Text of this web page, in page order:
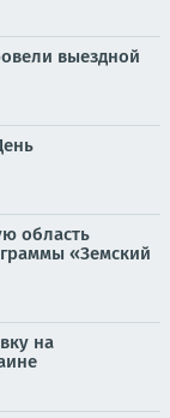
выездной
область
«Земский
на